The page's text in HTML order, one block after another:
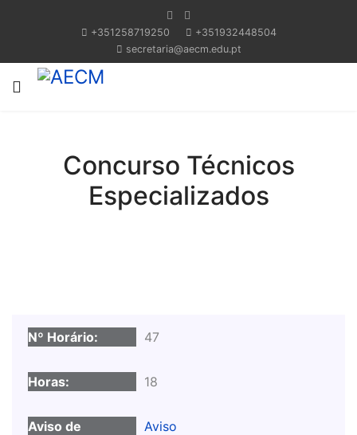
+351258719250
+351932448504
secretaria@aecm.edu.pt
Concurso Técnicos
Especializados
47
18
Aviso